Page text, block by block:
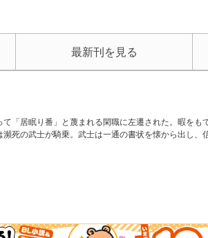
最新刊を見る
「居眠り番」と蔑まれる閑職に左遷された。暇をも
死の武士が騎乗。武士は一通の書状を懐から出し